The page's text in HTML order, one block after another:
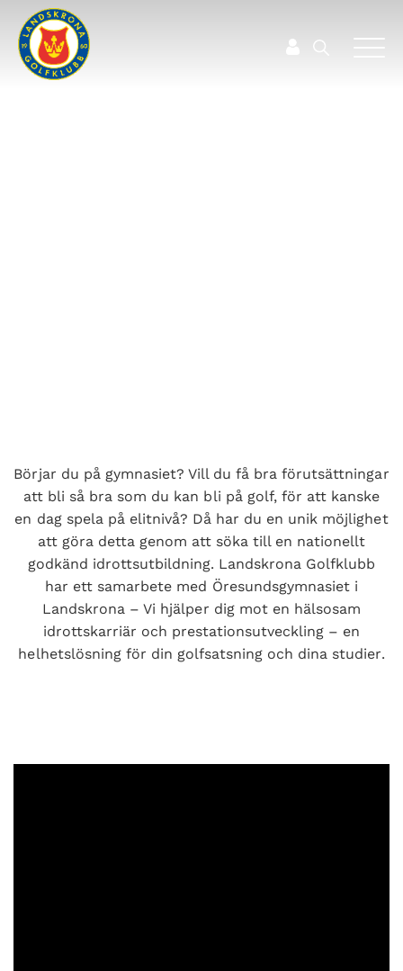
Börjar du på gymnasiet? Vill du få bra förutsättningar
att bli så bra som du kan bli på golf, för att kanske
en dag spela på elitnivå? Då har du en unik möjlighet
att göra detta genom att söka till en nationellt
godkänd idrottsutbildning. Landskrona Golfklubb
har ett samarbete med Öresundsgymnasiet i
Landskrona – Vi hjälper dig mot en hälsosam
idrottskarriär och prestationsutveckling – en
helhetslösning för din golfsatsning och dina studier.